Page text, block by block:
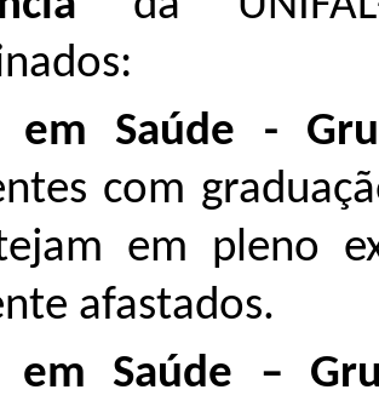
em Saúde -
com
em pleno
afastados.
em Saúde –